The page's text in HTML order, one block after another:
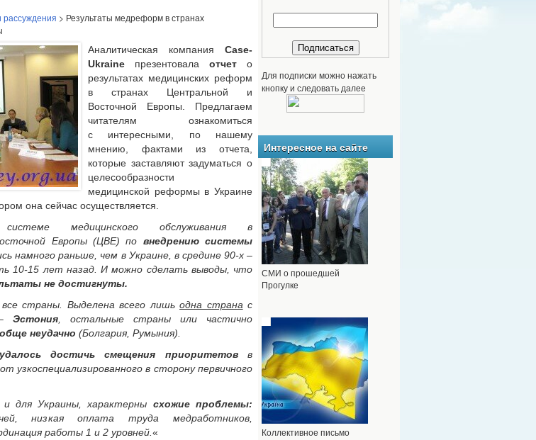
> Результаты медреформ в странах
Аналитическая компания Case-
Ukraine презентовала отчет о
результатах медицинских реформ
в странах Центральной и
Восточной Европы. Предлагаем
читателям ознакомиться
с интересными, по нашему
мнению, фактами из отчета,
которые заставляют задуматься о
целесообразности
медицинской реформы в Украине
она сейчас осуществляется.
медицинского обслуживания в
Европы (ЦВЕ) по внедрению системы
намного раньше, чем в Украине, в средине 90-х –
10-15 лет назад. И можно сделать выводы, что
не достигнуты.
все страны. Выделена всего лишьодна страна с
Эстония , остальные страны или частично
неудачно (Болгария, Румыния).
достичь смещения приоритетовв
узкоспециализированного в сторону первичного
для Украины, характерны схожие проблемы:
низкая оплата труда медработников,
работы 1 и 2 уровней. «
Для подписки можно нажать
кнопку и следовать далее
Интересное на сайте
СМИ о прошедшей
Прогулке
Коллективное письмо